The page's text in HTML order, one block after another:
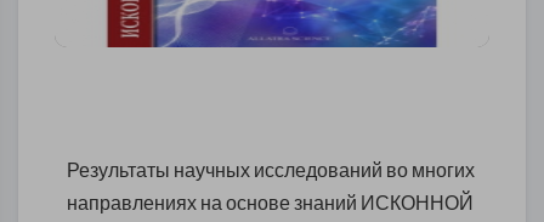
Результаты научных исследований во многих
направлениях на основе знаний ИСКОННОЙ